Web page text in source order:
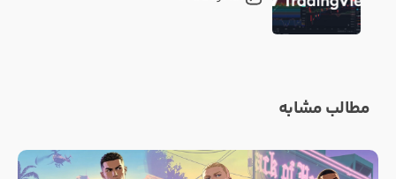
مطالب مشابه